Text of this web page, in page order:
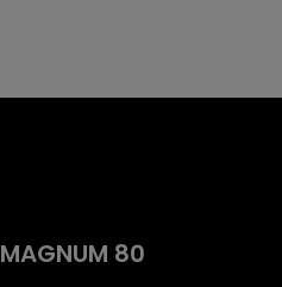
MAGNUM 80